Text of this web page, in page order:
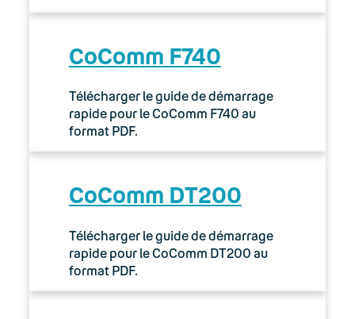
CoComm F740
Télécharger le guide de démarrage
rapide pour le CoComm F740 au
format PDF.
CoComm DT200
Télécharger le guide de démarrage
rapide pour le CoComm DT200 au
format PDF.